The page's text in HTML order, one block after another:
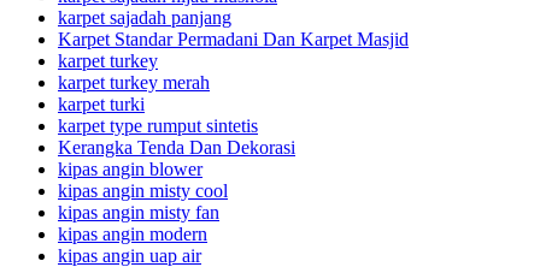
karpet sajadah panjang
Karpet Standar Permadani Dan Karpet Masjid
karpet turkey
karpet turkey merah
karpet turki
karpet type rumput sintetis
Kerangka Tenda Dan Dekorasi
kipas angin blower
kipas angin misty cool
kipas angin misty fan
kipas angin modern
kipas angin uap air